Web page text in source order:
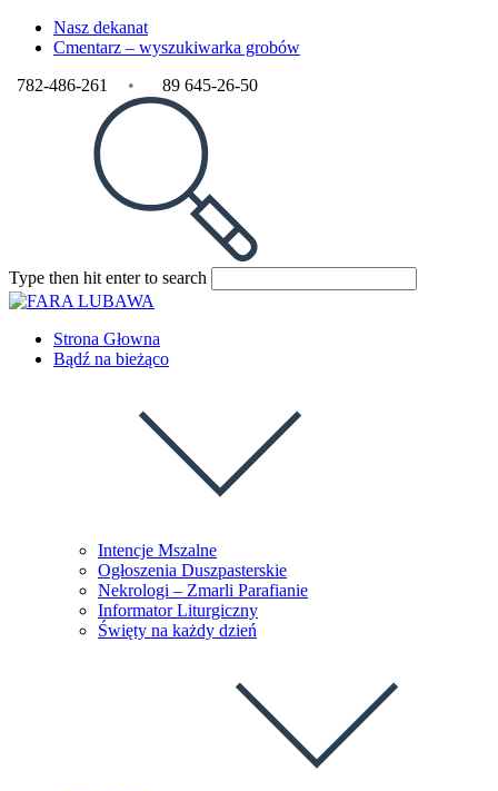
Nasz dekanat
Cmentarz – wyszukiwarka grobów
782-486-261
• 89 645-26-50
Type then hit enter to search
Strona Głowna
Bądź na bieżąco
Intencje Mszalne
Ogłoszenia Duszpasterskie
Nekrologi – Zmarli Parafianie
Informator Liturgiczny
Święty na każdy dzień